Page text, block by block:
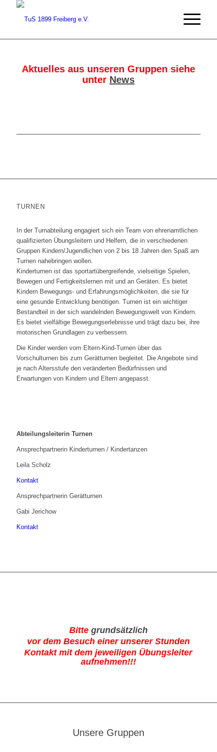
Aktuelles aus unseren Gruppen siehe
unter News
TURNEN
In der Turnabteilung engagiert sich ein Team von ehrenamtlichen
qualifizierten Übungsleitern und Helfern, die in verschiedenen
Gruppen Kindern/Jugendlichen von 2 bis 18 Jahren den Spaß am
Turnen nahebringen wollen.
Kinderturnen ist das sportartübergreifende, vielseitige Spielen,
Bewegen und Fertigkeitslernen mit und an Geräten. Es bietet
Kindern Bewegungs- und Erfahrungsmöglichkeiten, die sie für
eine gesunde Entwicklung benötigen. Turnen ist ein wichtiger
Bestandteil in der sich wandelnden Bewegungswelt von Kindern.
Es bietet vielfältige Bewegungserlebnisse und trägt dazu bei, ihre
motorischen Grundlagen zu verbessern.
Die Kinder werden vom Eltern-Kind-Turnen über das
Vorschulturnen bis zum Gerätturnen begleitet. Die Angebote sind
je nach Altersstufe den veränderten Bedürfnissen und
Erwartungen von Kindern und Eltern angepasst.
Abteilungsleiterin Turnen
Ansprechpartnerin Kinderturnen / Kindertanzen
Leila Scholz
Kontakt
Ansprechpartnerin Gerätturnen
Gabi Jerichow
Kontakt
Bitte grundsätzlich
vor dem Besuch einer unserer Stunden
Kontakt mit dem jeweiligen Übungsleiter
aufnehmen!!!
Unsere Gruppen